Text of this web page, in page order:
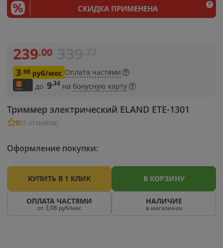
Триммер электрический ELAND ETE-1301
0(0 отзывов)
СКИДКА ПРИМЕНЕНА
239.00
3.98 руб/мес Оплата частями
до 9.34 на бонусную карту
Оформление покупки:
КУПИТЬ В 1 КЛИК В КОРЗИНУ
ОПЛАТА ЧАСТЯМИ
от 3,98 руб/мес
НАЛИЧИЕ
в магазинах